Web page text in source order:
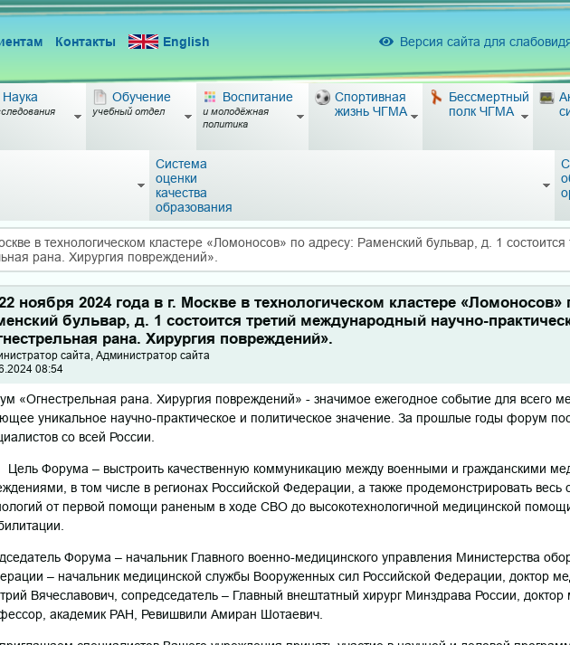
Контакты English Версия сайта для
Наука Обучение
учебный отдел
Воспитание
и молодёжная
политика
Спортивная
жизнь ЧГМА
Бессмертный
полк ЧГМА
Система
оценки
качества
образования
в технологическом кластере «Ломоносов» по адресу: Раменский бульвар, д. 1
рана. Хирургия повреждений».
ноября 2024 года в г. Москве в технологическом кластере «Ломоносов»
бульвар, д. 1 состоится третий международный научно-
рана. Хирургия повреждений».
сайта, Администратор сайта
08:54
«Огнестрельная рана. Хирургия повреждений» - значимое ежегодное событие для всего
уникальное научно-практическое и политическое значение. За прошлые годы форум
со всей России.
Форума – выстроить качественную коммуникацию между военными и гражданскими
в том числе в регионах Российской Федерации, а также продемонстрировать весь
от первой помощи раненым в ходе СВО до высокотехнологичной медицинской
Форума – начальник Главного военно-медицинского управления Министерства
– начальник медицинской службы Вооруженных сил Российской Федерации, доктор
Вячеславович, сопредседатель – Главный внештатный хирург Минздрава России, доктор
академик РАН, Ревишвили Амиран Шотаевич.